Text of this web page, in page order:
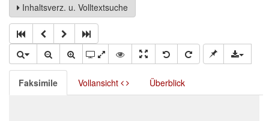
Inhaltsverz. u. Volltextsuche
Faksimile Vollansicht Überblick